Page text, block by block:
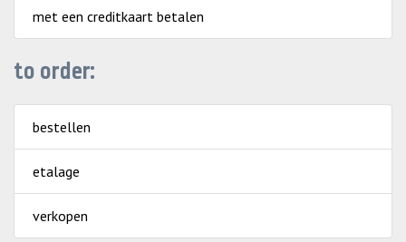
met een creditkaart betalen
to order:
bestellen
etalage
verkopen